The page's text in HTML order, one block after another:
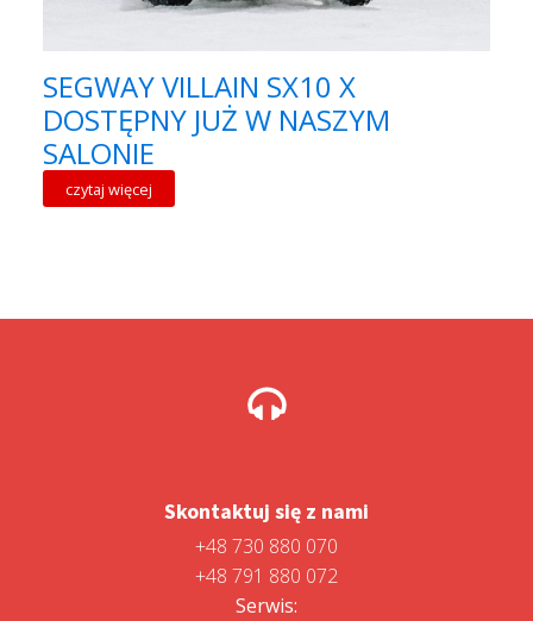
SEGWAY VILLAIN SX10 X
DOSTĘPNY JUŻ W NASZYM
SALONIE
czytaj więcej
Skontaktuj się z nami
+48 730 880 070
+48 791 880 072
Serwis: